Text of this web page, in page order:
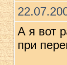
А я вот
при